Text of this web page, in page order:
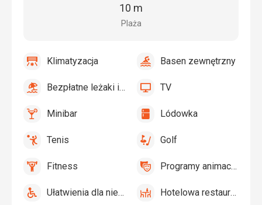
plaży
Plaża
10 m
Klimatyzacja
Klimatyzacja
tak
BasenBasen zewnętrzny
tak
Bezpłatne
i
przy
Bezpłatne leżaki i parasole przy basenie
tak TV TV
tak
Minibar,Minibar
tak LódowkaLódowka
tak
TenisTenis
tak Golf Golf
tak
FitnessFitness
tak
Programy
Programy animacyjne
tak
Ułatwienia
Ułatwienia dla niepełnosprawnych
tak
Hotelowa
Hotelowa restauracja
tak